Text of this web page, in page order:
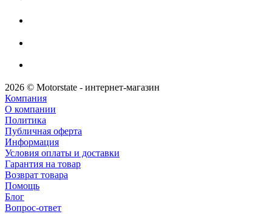
2026 © Motorstate - интернет-магазин
Компания
О компании
Политика
Публичная оферта
Информация
Условия оплаты и доставки
Гарантия на товар
Возврат товара
Помощь
Блог
Вопрос-ответ